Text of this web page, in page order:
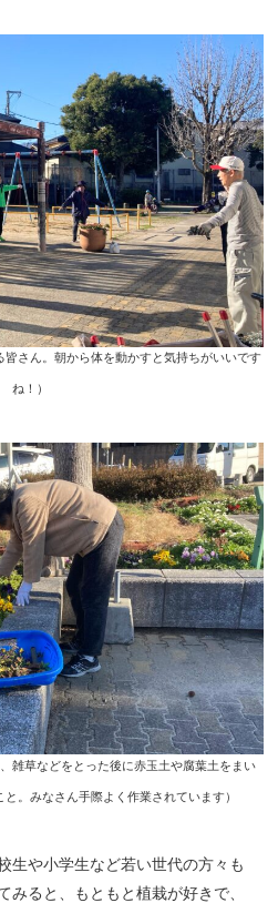
皆さん。朝から体を動かすと気持ちがいいです
ね！）
雑草などをとった後に赤玉土や腐葉土をまい
。みなさん手際よく作業されています）
生や小学生など若い世代の方々も
みると、もともと植栽が好きで、